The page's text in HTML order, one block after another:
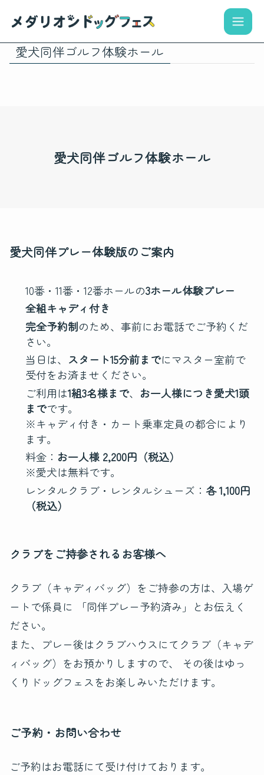
愛犬同伴ゴルフ体験ホール
愛犬同伴ゴルフ体験ホール
愛犬同伴プレー体験版のご案内
10番・11番・12番ホールの3ホール体験プレー
全組キャディ付き
完全予約制のため、事前にお電話でご予約くだ
さい。
当日は、 スタート15分前までにマスター室前で
受付をお済ませください。
ご利用は1組3名様まで、 お一人様につき愛犬1頭
までです。
※キャディ付き・カート乗車定員の都合により
ます。
料金： お一人様 2,200円（税込）
※愛犬は無料です。
レンタルクラブ・レンタルシューズ： 各 1,100円
（税込）
クラブをご持参されるお客様へ
クラブ（キャディバッグ）をご持参の方は、入場ゲ
ートで係員に 「同伴プレー予約済み」とお伝えく
ださい。
また、プレー後はクラブハウスにてクラブ（キャデ
ィバッグ）をお預かりしますので、 その後はゆっ
くりドッグフェスをお楽しみいただけます。
ご予約・お問い合わせ
ご予約はお電話にて受け付けております。